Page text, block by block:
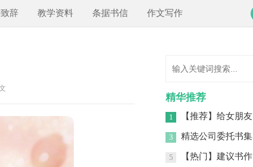
辞 教学资料 条据书信 作文写作
精华推荐
1
【推荐】给女朋友
道歉信三篇
3
精选公司委托书集
合十篇
5
【热门】建议书作